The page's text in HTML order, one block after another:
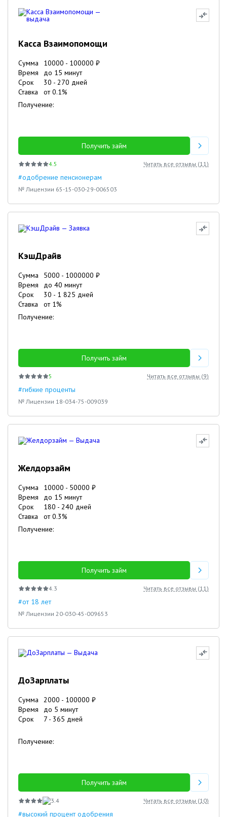
Касса Взаимопомощи
Сумма 10000 - 100000 ₽
Время
до 15 минут
Срок
30 - 270 дней
Ставка
от0.1%
Получение:
Получить займ
4.5 Читать все отзывы (11)
#одобрение пенсионерам
№ Лицензии 65-15-030-29-006503
КэшДрайв
Сумма 5000 - 1000000 ₽
Время
до 40 минут
Срок
30 - 1 825 дней
Ставка
от 1%
Получение:
Получить займ
5 Читать все отзывы (9)
#гибкие проценты
№ Лицензии 18-034-75-009039
Желдорзайм
Сумма 10000 - 50000 ₽
Время
до 15 минут
Срок
180 - 240 дней
Ставка
от0.3%
Получение:
Получить займ
4.3 Читать все отзывы (11)
#от 18 лет
№ Лицензии 20-030-45-009653
ДоЗарплаты
Сумма 2000 - 100000 ₽
Время
до 5 минут
Срок
7 - 365 дней
Получение:
Получить займ
3.4 Читать все отзывы (10)
#высокий процент одобрения